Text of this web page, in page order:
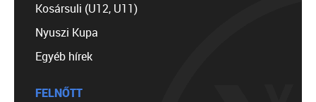
Kosársuli (U12, U11)
Nyuszi Kupa
Egyéb hírek
FELNŐTT